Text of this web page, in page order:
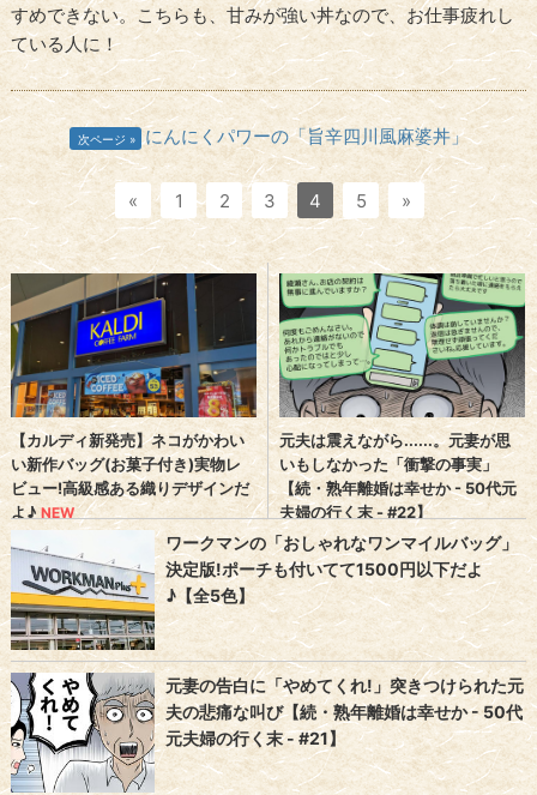
すめできない。こちらも、甘みが強い丼なので、お仕事疲れし
ている人に！
次ページ にんにくパワーの「旨辛四川風麻婆丼」
« 1 2 3 4 5 »